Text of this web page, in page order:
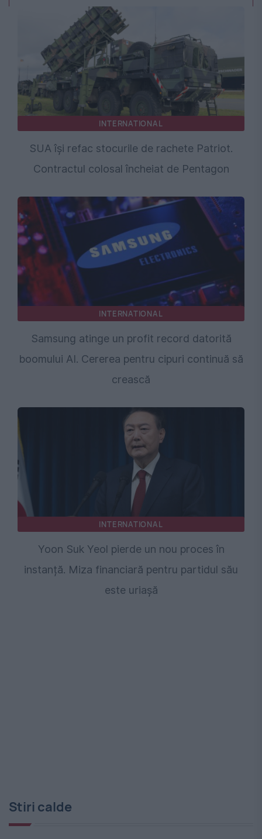
INTERNATIONAL
SUA își refac stocurile de rachete Patriot.
Contractul colosal încheiat de Pentagon
INTERNATIONAL
Samsung atinge un profit record datorită
boomului AI. Cererea pentru cipuri continuă să
crească
INTERNATIONAL
Yoon Suk Yeol pierde un nou proces în
instanță. Miza financiară pentru partidul său
este uriașă
Stiri calde